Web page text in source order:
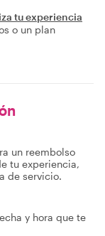
tu experiencia
o un plan
un reembolso
tu experiencia,
de servicio.
y hora que te